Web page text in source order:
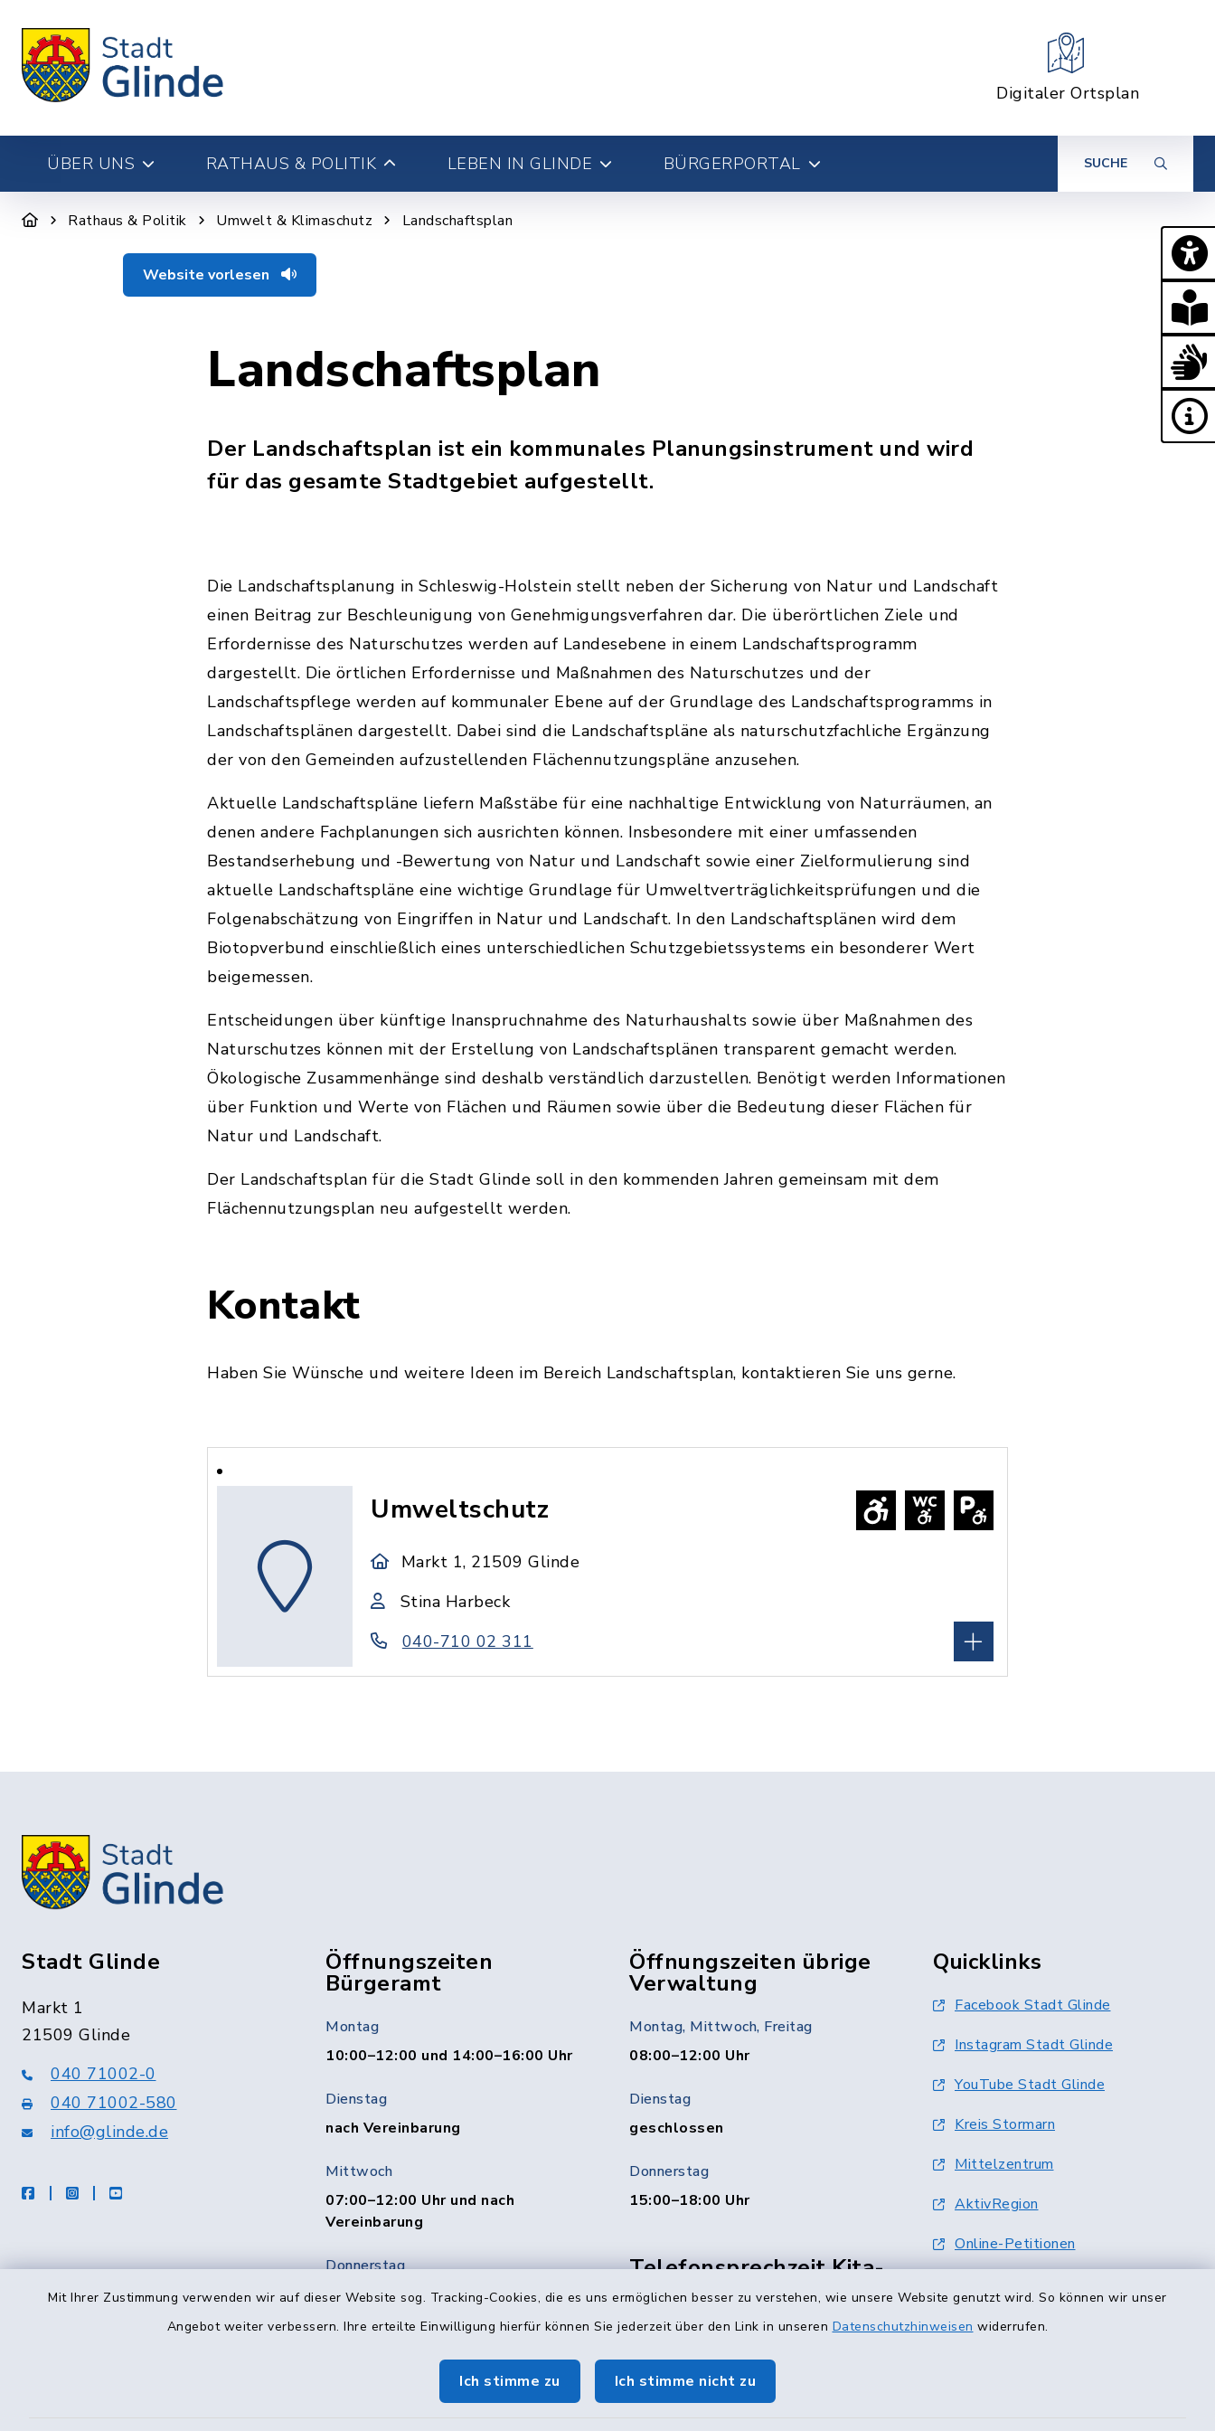
Mit Ihrer Zustimmung verwenden wir auf dieser Website sog. Tracking-Cookies, die es uns ermöglichen besser zu verstehen, wie unsere Website genutzt wird. So können wir unser
Angebot weiter verbessern. Ihre erteilte Einwilligung hierfür können Sie jederzeit über den Link in unseren Datenschutzhinweisen widerrufen.
Ich stimme zu Ich stimme nicht zu
Digitaler Ortsplan
ÜBER UNS RATHAUS & POLITIK LEBEN IN GLINDE BÜRGERPORTAL SUCHE
Rathaus & Politik Umwelt & Klimaschutz Landschaftsplan
Website vorlesen
Landschaftsplan
Der Landschaftsplan ist ein kommunales Planungsinstrument und wird
für das gesamte Stadtgebiet aufgestellt.
Die Landschaftsplanung in Schleswig-Holstein stellt neben der Sicherung von Natur und Landschaft
einen Beitrag zur Beschleunigung von Genehmigungsverfahren dar. Die überörtlichen Ziele und
Erfordernisse des Naturschutzes werden auf Landesebene in einem Landschaftsprogramm
dargestellt. Die örtlichen Erfordernisse und Maßnahmen des Naturschutzes und der
Landschaftspflege werden auf kommunaler Ebene auf der Grundlage des Landschaftsprogramms in
Landschaftsplänen dargestellt. Dabei sind die Landschaftspläne als naturschutzfachliche Ergänzung
der von den Gemeinden aufzustellenden Flächennutzungspläne anzusehen.
Aktuelle Landschaftspläne liefern Maßstäbe für eine nachhaltige Entwicklung von Naturräumen, an
denen andere Fachplanungen sich ausrichten können. Insbesondere mit einer umfassenden
Bestandserhebung und -Bewertung von Natur und Landschaft sowie einer Zielformulierung sind
aktuelle Landschaftspläne eine wichtige Grundlage für Umweltverträglichkeitsprüfungen und die
Folgenabschätzung von Eingriffen in Natur und Landschaft. In den Landschaftsplänen wird dem
Biotopverbund einschließlich eines unterschiedlichen Schutzgebietssystems ein besonderer Wert
beigemessen.
Entscheidungen über künftige Inanspruchnahme des Naturhaushalts sowie über Maßnahmen des
Naturschutzes können mit der Erstellung von Landschaftsplänen transparent gemacht werden.
Ökologische Zusammenhänge sind deshalb verständlich darzustellen. Benötigt werden Informationen
über Funktion und Werte von Flächen und Räumen sowie über die Bedeutung dieser Flächen für
Natur und Landschaft.
Der Landschaftsplan für die Stadt Glinde soll in den kommenden Jahren gemeinsam mit dem
Flächennutzungsplan neu aufgestellt werden.
Kontakt
Haben Sie Wünsche und weitere Ideen im Bereich Landschaftsplan, kontaktieren Sie uns gerne.
Umweltschutz
Markt 1, 21509 Glinde
Stina Harbeck
040-710 02 311
Stadt Glinde
Markt 1
21509 Glinde
040 71002-0
040 71002-580
info@glinde.de
facebookinstagramYoutube
Öffnungszeiten
Bürgeramt
Montag
10:00–12:00 und 14:00–16:00 Uhr
Dienstag
nach Vereinbarung
Mittwoch
07:00–12:00 Uhr und nach
Vereinbarung
Donnerstag
10:00–12:00 und 15:00–19:00 Uhr
08:00–12:00 Uhr und nach
Öffnungszeiten übrige
Verwaltung
Montag, Mittwoch, Freitag
08:00–12:00 Uhr
Dienstag
geschlossen
Donnerstag
15:00–18:00 Uhr
Telefonsprechzeit Kita-
Abteilung
Mittwoch: 10:00–12:00 Uhr
Donnerstag: 16:00–18:00 Uhr
Quicklinks
Facebook Stadt Glinde
Instagram Stadt Glinde
YouTube Stadt Glinde
Kreis Stormarn
Mittelzentrum
AktivRegion
Online-Petitionen